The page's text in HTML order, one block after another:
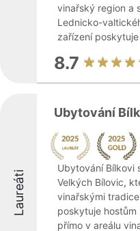
vinařský region a
Lednicko-
zařízení poskytuje
8.7
Laureáti
Ubytování
Ubytování Bílkovi
Velkých Bílovic,
vinařskými
poskytuje
přímo v areálu